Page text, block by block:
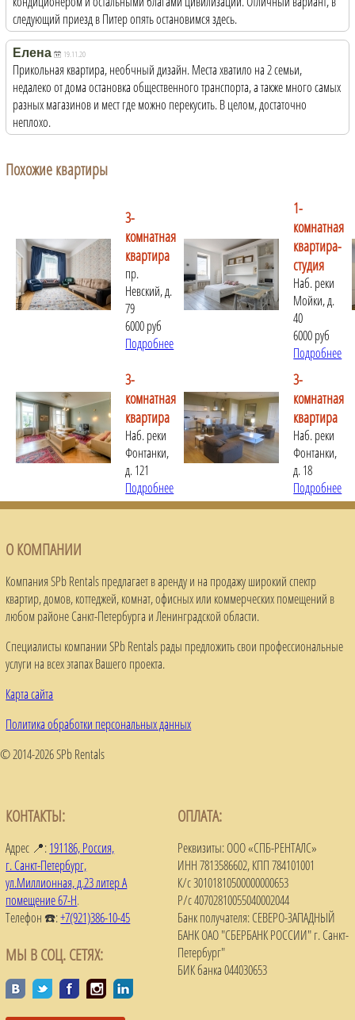
следующий приезд в Питер опять остановимся здесь.
Елена 19.11.20
Прикольная квартира, необчный дизайн. Места хватило на 2 семьи,
недалеко от дома остановка общественного транспорта, а также много самых
разных магазинов и мест где можно перекусить. В целом, достаточно
неплохо.
Похожие квартиры
3-
комнатная
квартира
пр.
Невский, д.
79
6000 руб
Подробнее
1-
комнатная
квартира-
студия
Наб. реки
Мойки, д.
40
6000 руб
Подробнее
3-
комнатная
квартира
Наб. реки
Фонтанки,
д. 121
Подробнее
3-
комнатная
квартира
Наб. реки
Фонтанки,
д. 18
Подробнее
О КОМПАНИИ
Компания SPb Rentals предлагает в аренду и на продажу широкий спектр
квартир, домов, коттеджей, комнат, офисных или коммерческих помещений в
любом районе Санкт-Петербурга и Ленинградской области.
Специалисты компании SPb Rentals рады предложить свои профессиональные
услуги на всех этапах Вашего проекта.
Карта сайта
Политика обработки персональных данных
© 2014-2026 SPb Rentals
КОНТАКТЫ:
Адрес 📍:191186, Россия,
г. Санкт-Петербург,
ул.Миллионная, д.23 литер А
помещение 67-Н.
Телефон ☎️:+7(921)386-10-45
МЫ В СОЦ. СЕТЯХ:
ОПЛАТА:
Реквизиты: ООО «СПБ-РЕНТАЛС»
ИНН 7813586602, КПП 784101001
К/с 30101810500000000653
Р/с 40702810055040002044
Банк получателя: СЕВЕРО-ЗАПАДНЫЙ
БАНК ОАО "СБЕРБАНК РОССИИ" г. Санкт-
Петербург"
БИК банка 044030653